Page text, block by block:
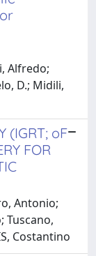
Alfredo;
D.; Midili,
(IGRT; oF
FOR
Antonio;
Tuscano,
Costantino